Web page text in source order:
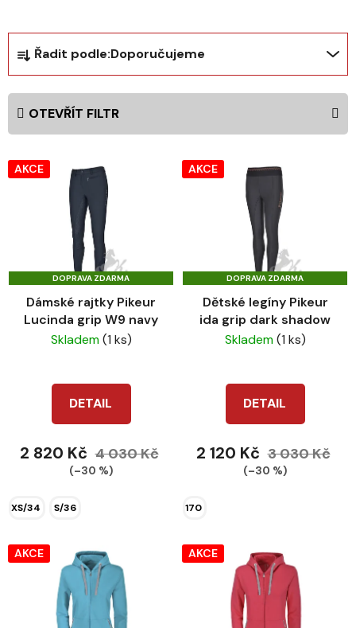
a
z
e
n
p
k
t
Řadit podle:Doporučujeme
OTEVŘÍT FILTR
V
ý
p
r
AKCE
DOPRAVA ZDARMA
Dámské rajtky Pikeur
Lucinda grip W9 navy
Skladem(1 ks)
DETAIL
2 820 Kč 4 030 Kč
(–30 %)
XS/34 S/36
AKCE
DOPRAVA ZDARMA
Dětské legíny Pikeur
ida grip dark shadow
Skladem(1 ks)
DETAIL
2 120 Kč 3 030 Kč
(–30 %)
170
AKCE AKCE